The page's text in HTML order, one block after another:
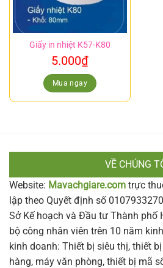
Giấy in nhiệt K57-K80
5.000₫
Mua ngay
VỀ CHÚNG
Website: Mavachgiare.com trực
lập theo Quyết định số
Sở Kế hoạch và Đầu tư Thành phố
bộ công nhân viên trên 10 năm
kinh doanh: Thiết bị siêu thị, thiết
hàng, máy văn phòng, thiết bị mã